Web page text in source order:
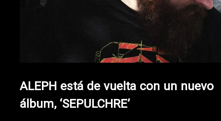
ALEPH está de vuelta con un nuevo
álbum, ‘SEPULCHRE’